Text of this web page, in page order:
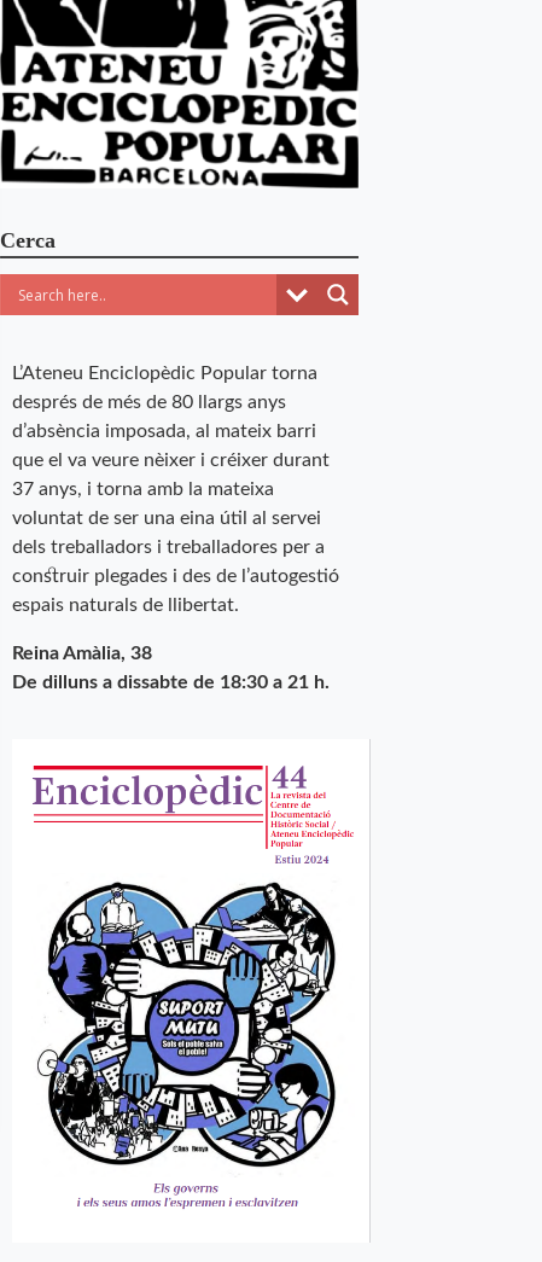
Cerca
L’Ateneu Enciclopèdic Popular torna
després de més de 80 llargs anys
d’absència imposada, al mateix barri
que el va veure nèixer i créixer durant
37 anys, i torna amb la mateixa
voluntat de ser una eina útil al servei
dels treballadors i treballadores per a
construir plegades i des de l’autogestió
espais naturals de llibertat.
Reina Amàlia, 38
De dilluns a dissabte de 18:30 a 21 h.